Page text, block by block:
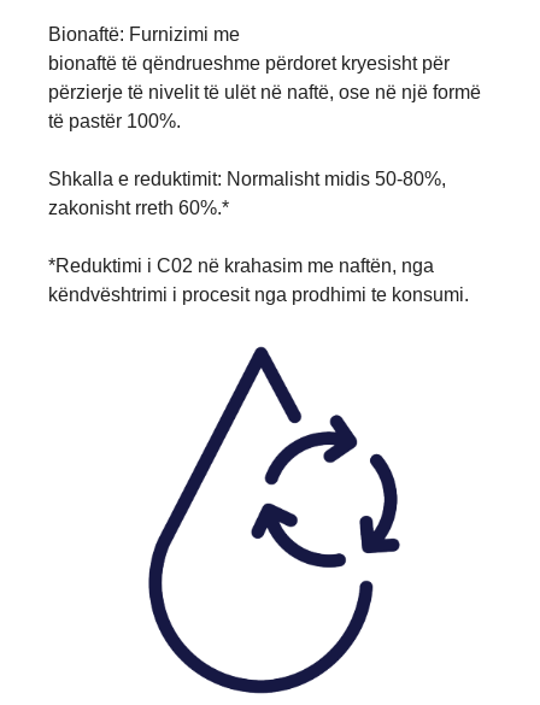
Bionaftë: Furnizimi me
bionaftë të qëndrueshme përdoret kryesisht për
përzierje të nivelit të ulët në naftë, ose në një formë
të pastër 100%.
Shkalla e reduktimit: Normalisht midis 50-80%,
zakonisht rreth 60%.*
*Reduktimi i C02 në krahasim me naftën, nga
këndvështrimi i procesit nga prodhimi te konsumi.